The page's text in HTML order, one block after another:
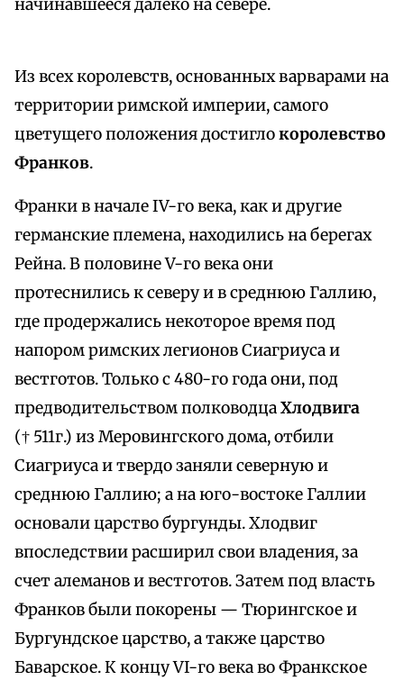
начинавшееся далеко на севере.
Из всех королевств, основанных варварами на
территории римской империи, самого
цветущего положения достиглокоролевство
Франков.
Франки в начале IV-го века, как и другие
германские племена, находились на берегах
Рейна. В половине V-го века они
протеснились к северу и в среднюю Галлию,
где продержались некоторое время под
напором римских легионов Сиагриуса и
вестготов. Только с 480-го года они, под
предводительством полководцаХлодвига
(† 511г.) из Меровингского дома, отбили
Сиагриуса и твердо заняли северную и
среднюю Галлию; а на юго-востоке Галлии
основали царство бургунды. Хлодвиг
впоследствии расширил свои владения, за
счет алеманов и вестготов. Затем под власть
Франков были покорены — Тюрингское и
Бургундское царство, а также царство
Баварское. К концу VI-го века во Франкское